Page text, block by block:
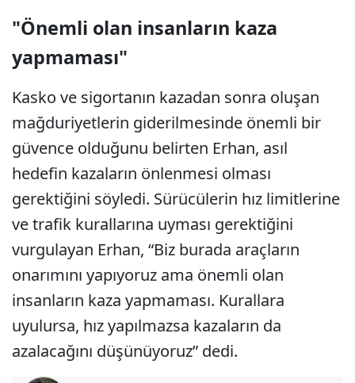
"Önemli olan insanların kaza
yapmaması"
Kasko ve sigortanın kazadan sonra oluşan
mağduriyetlerin giderilmesinde önemli bir
güvence olduğunu belirten Erhan, asıl
hedefin kazaların önlenmesi olması
gerektiğini söyledi. Sürücülerin hız limitlerine
ve trafik kurallarına uyması gerektiğini
vurgulayan Erhan, “Biz burada araçların
onarımını yapıyoruz ama önemli olan
insanların kaza yapmaması. Kurallara
uyulursa, hız yapılmazsa kazaların da
azalacağını düşünüyoruz” dedi.